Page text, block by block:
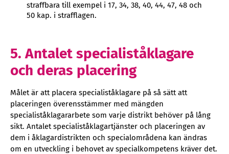
straffbara till exempel i 17, 34, 38, 40, 44, 47, 48 och
50 kap. i strafflagen.
5. Antalet specialiståklagare
och deras placering
Målet är att placera specialiståklagare på så sätt att
placeringen överensstämmer med mängden
specialiståklagararbete som varje distrikt behöver på lång
sikt. Antalet specialiståklagartjänster och placeringen av
dem i åklagardistrikten och specialområdena kan ändras
om en utveckling i behovet av specialkompetens kräver det.